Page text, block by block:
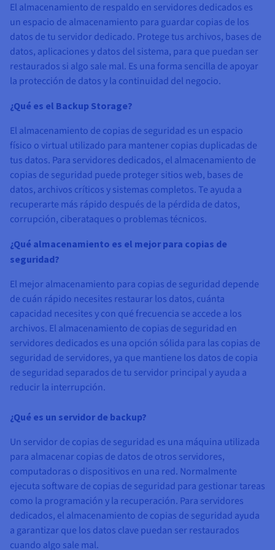
El almacenamiento de respaldo en servidores dedicados es
un espacio de almacenamiento para guardar copias de los
datos de tu servidor dedicado. Protege tus archivos, bases de
datos, aplicaciones y datos del sistema, para que puedan ser
restaurados si algo sale mal. Es una forma sencilla de apoyar
la protección de datos y la continuidad del negocio.
¿Qué es el Backup Storage?
El almacenamiento de copias de seguridad es un espacio
físico o virtual utilizado para mantener copias duplicadas de
tus datos. Para servidores dedicados, el almacenamiento de
copias de seguridad puede proteger sitios web, bases de
datos, archivos críticos y sistemas completos. Te ayuda a
recuperarte más rápido después de la pérdida de datos,
corrupción, ciberataques o problemas técnicos.
¿Qué almacenamiento es el mejor para copias de
seguridad?
El mejor almacenamiento para copias de seguridad depende
de cuán rápido necesites restaurar los datos, cuánta
capacidad necesites y con qué frecuencia se accede a los
archivos. El almacenamiento de copias de seguridad en
servidores dedicados es una opción sólida para las copias de
seguridad de servidores, ya que mantiene los datos de copia
de seguridad separados de tu servidor principal y ayuda a
reducir la interrupción.
¿Qué es un servidor de backup?
Un servidor de copias de seguridad es una máquina utilizada
para almacenar copias de datos de otros servidores,
computadoras o dispositivos en una red. Normalmente
ejecuta software de copias de seguridad para gestionar tareas
como la programación y la recuperación. Para servidores
dedicados, el almacenamiento de copias de seguridad ayuda
a garantizar que los datos clave puedan ser restaurados
cuando algo sale mal.